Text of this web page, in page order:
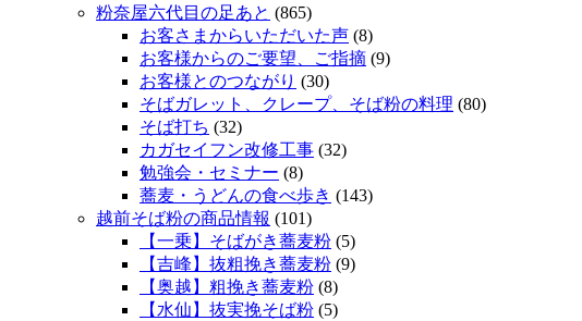
粉奈屋六代目の足あと (865)
お客さまからいただいた声 (8)
お客様からのご要望、ご指摘 (9)
お客様とのつながり (30)
そばガレット、クレープ、そば粉の料理 (80)
そば打ち (32)
カガセイフン改修工事 (32)
勉強会・セミナー (8)
蕎麦・うどんの食べ歩き (143)
越前そば粉の商品情報 (101)
【一乗】そばがき蕎麦粉 (5)
【吉峰】抜粗挽き蕎麦粉 (9)
【奥越】粗挽き蕎麦粉 (8)
【水仙】抜実挽そば粉 (5)